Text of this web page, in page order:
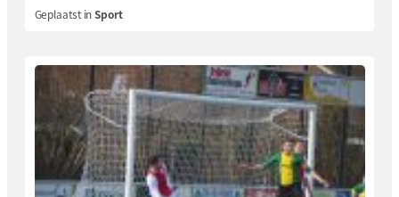
Geplaatst inSport